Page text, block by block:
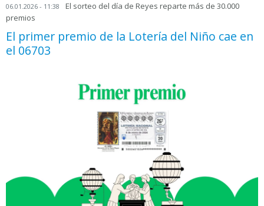
06.01.2026 - 11:38
El sorteo del día de Reyes reparte más de 30.000
premios
El primer premio de la Lotería del Niño cae en
el 06703